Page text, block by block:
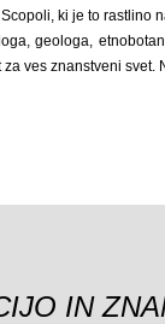
ki je to rastlino
geologa,
ves znanstveni
IN